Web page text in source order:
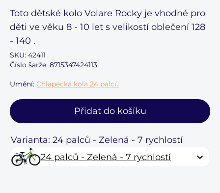
Toto dětské kolo Volare Rocky je vhodné pro
děti ve věku 8 - 10 let s velikostí oblečení 128
- 140 .
SKU: 42411
Číslo šarže: 8715347424113
Umění: Chlapecká kola 24 palců
Přidat do košíku
Varianta: 24 palců - Zelená - 7 rychlostí
24 palců - Zelená - 7 rychlostí